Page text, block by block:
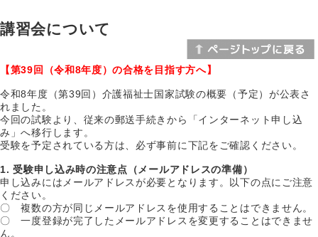
講習会について
【第39回（令和8年度）の合格を目指す方へ】
令和8年度（第39回）介護福祉士国家試験の概要（予定）が公表さ
れました。
今回の試験より、従来の郵送手続きから「インターネット申し込
み」へ移行します。
受験を予定されている方は、必ず事前に下記をご確認ください。
1. 受験申し込み時の注意点（メールアドレスの準備）
申し込みにはメールアドレスが必要となります。以下の点にご注意
ください。
〇 複数の方が同じメールアドレスを使用することはできません。
〇 一度登録が完了したメールアドレスを変更することはできませ
ん。